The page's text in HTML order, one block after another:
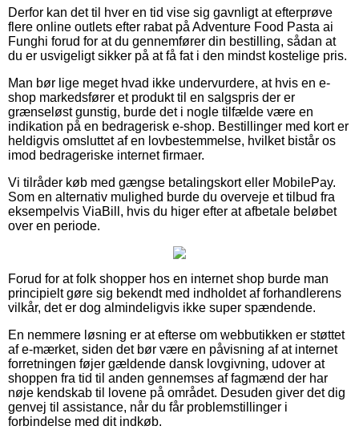
Derfor kan det til hver en tid vise sig gavnligt at efterprøve
flere online outlets efter rabat på Adventure Food Pasta ai
Funghi forud for at du gennemfører din bestilling, sådan at
du er usvigeligt sikker på at få fat i den mindst kostelige pris.
Man bør lige meget hvad ikke undervurdere, at hvis en e-
shop markedsfører et produkt til en salgspris der er
grænseløst gunstig, burde det i nogle tilfælde være en
indikation på en bedragerisk e-shop. Bestillinger med kort er
heldigvis omsluttet af en lovbestemmelse, hvilket bistår os
imod bedrageriske internet firmaer.
Vi tilråder køb med gængse betalingskort eller MobilePay.
Som en alternativ mulighed burde du overveje et tilbud fra
eksempelvis ViaBill, hvis du higer efter at afbetale beløbet
over en periode.
Forud for at folk shopper hos en internet shop burde man
principielt gøre sig bekendt med indholdet af forhandlerens
vilkår, det er dog almindeligvis ikke super spændende.
En nemmere løsning er at efterse om webbutikken er støttet
af e-mærket, siden det bør være en påvisning af at internet
forretningen føjer gældende dansk lovgivning, udover at
shoppen fra tid til anden gennemses af fagmænd der har
nøje kendskab til lovene på området. Desuden giver det dig
genvej til assistance, når du får problemstillinger i
forbindelse med dit indkøb.